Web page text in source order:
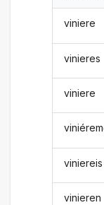
viniere
vinieres
viniere
viniereis
vinieren